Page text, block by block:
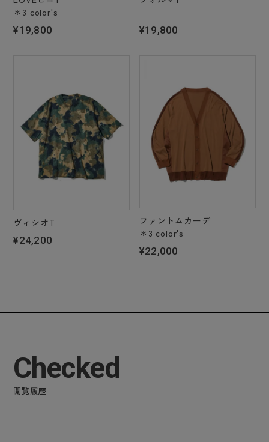
＊3 color's
¥19,800
¥19,800
ヴィシオT
¥24,200
ファントムカーデ
＊3 color's
¥22,000
Checked
閲覧履歴